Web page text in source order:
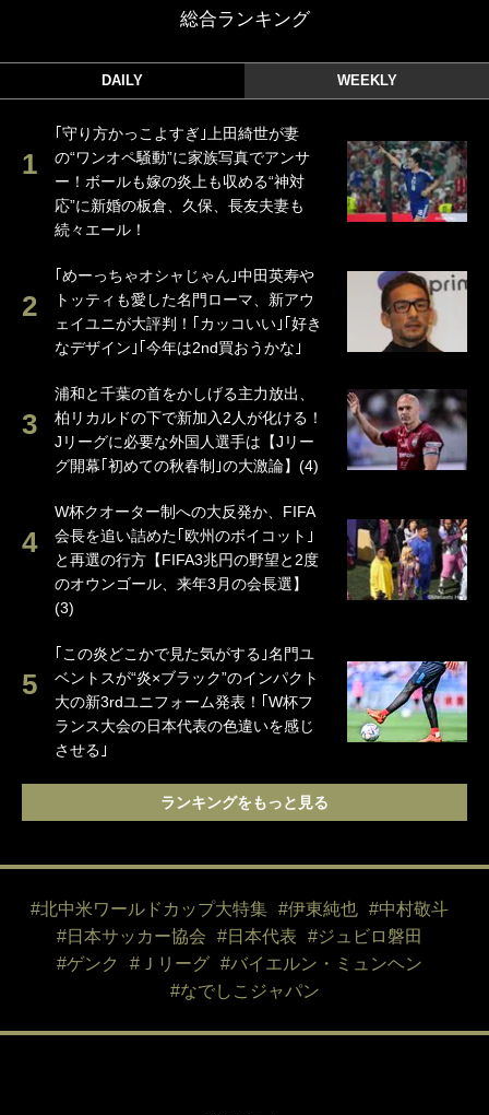
総合ランキング
DAILY WEEKLY
｢守り方かっこよすぎ｣上田綺世が妻
の“ワンオペ騒動”に家族写真でアンサ
ー！ボールも嫁の炎上も収める“神対
応”に新婚の板倉、久保、長友夫妻も
続々エール！
｢めーっちゃオシャじゃん｣中田英寿や
トッティも愛した名門ローマ、新アウ
ェイユニが大評判！｢カッコいい｣｢好き
なデザイン｣｢今年は2nd買おうかな｣
浦和と千葉の首をかしげる主力放出、
柏リカルドの下で新加入2人が化ける！
Jリーグに必要な外国人選手は【Jリー
グ開幕｢初めての秋春制｣の大激論】(4)
W杯クオーター制への大反発か、FIFA
会長を追い詰めた｢欧州のボイコット｣
と再選の行方【FIFA3兆円の野望と2度
のオウンゴール、来年3月の会長選】
(3)
｢この炎どこかで見た気がする｣名門ユ
ベントスが“炎×ブラック”のインパクト
大の新3rdユニフォーム発表！｢W杯フ
ランス大会の日本代表の色違いを感じ
させる｣
ランキングをもっと見る
#北中米ワールドカップ大特集 #伊東純也
#中村敬斗
#日本サッカー協会
#日本代表
#ジュビロ磐田
#ゲンク
#Ｊリーグ
#バイエルン・ミュンヘン
#なでしこジャパン